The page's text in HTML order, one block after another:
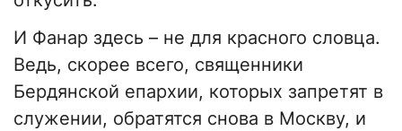
И Фанар здесь – не для красного словца.
Ведь, скорее всего, священники
Бердянской епархии, которых запретят в
служении, обратятся снова в Москву, и